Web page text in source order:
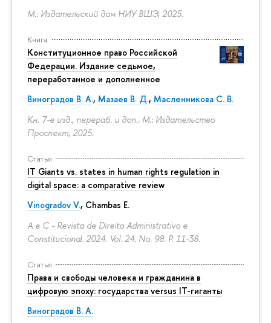
М.: Издательский дом НИУ ВШЭ, 2025.
Книга
Конституционное право Российской
Федерации. Издание седьмое,
переработанное и дополненное
Виноградов В. А., Мазаев В. Д., Масленникова С. В.
Кн. 7-е изд., перераб. и доп.. М.: Издательство
Проспект, 2025.
Статья
IT Giants vs. states in human rights regulation in
digital space: a comparative review
Vinogradov V., Chambas E.
A e C - Revista de Direito Administrativo e
Constitucional. 2024. Vol. 24. No. 98. P. 11-38.
Статья
Права и свободы человека и гражданина в
цифровую эпоху: государства versus IT-гиганты
Виноградов В. А.